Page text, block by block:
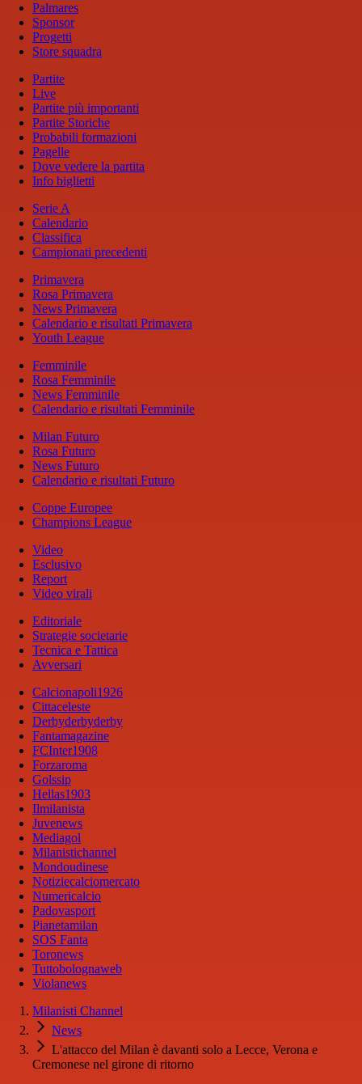
Palmares
Sponsor
Progetti
Store squadra
Partite
Live
Partite più importanti
Partite Storiche
Probabili formazioni
Pagelle
Dove vedere la partita
Info biglietti
Serie A
Calendario
Classifica
Campionati precedenti
Primavera
Rosa Primavera
News Primavera
Calendario e risultati Primavera
Youth League
Femminile
Rosa Femminile
News Femminile
Calendario e risultati Femminile
Milan Futuro
Rosa Futuro
News Futuro
Calendario e risultati Futuro
Coppe Europee
Champions League
Video
Esclusivo
Report
Video virali
Editoriale
Strategie societarie
Tecnica e Tattica
Avversari
Calcionapoli1926
Cittaceleste
Derbyderbyderby
Fantamagazine
FCInter1908
Forzaroma
Golssip
Hellas1903
Ilmilanista
Juvenews
Mediagol
Milanistichannel
Mondoudinese
Notiziecalciomercato
Numericalcio
Padovasport
Pianetamilan
SOS Fanta
Toronews
Tuttobolognaweb
Violanews
Milanisti Channel
News
L'attacco del Milan è davanti solo a Lecce, Verona e
Cremonese nel girone di ritorno